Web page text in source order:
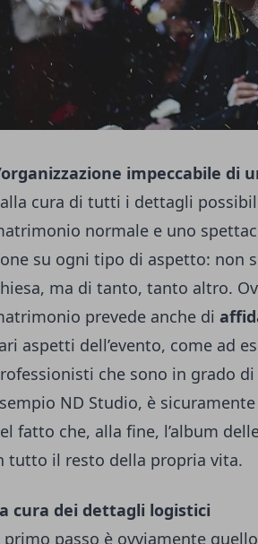
impeccabile di
cura di tutti i dettagli
normale e uno
su ogni tipo di aspetto: non
ma di tanto, tanto altro.
prevede anche di
aspetti dell’evento, come ad
che sono in grado
ND Studio, è
fatto che, alla fine, l’album
tutto il resto della propria vita.
cura dei dettagli logistici
primo passo è ovviamente